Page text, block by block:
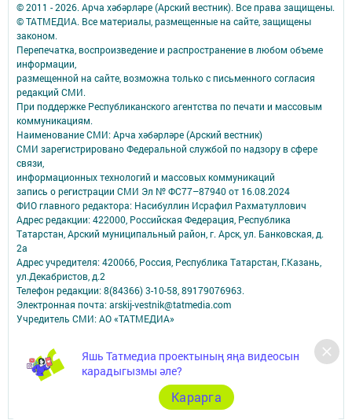
Яшь Татмедиа проектының яңа видеосын
карадыгызмы әле?
Карарга
© 2011 - 2026. Арча хәбәрләре (Арский вестник). Все права защищены.
© ТАТМЕДИА. Все материалы, размещенные на сайте, защищены
законом.
Перепечатка, воспроизведение и распространение в любом объеме
информации,
размещенной на сайте, возможна только с письменного согласия
редакций СМИ.
При поддержке Республиканского агентства по печати и массовым
коммуникациям.
Наименование СМИ: Арча хәбәрләре (Арский вестник)
СМИ зарегистрировано Федеральной службой по надзору в сфере
связи,
информационных технологий и массовых коммуникаций
запись о регистрации СМИ Эл № ФС77–87940 от 16.08.2024
ФИО главного редактора: Насибуллин Исрафил Рахматуллович
Адрес редакции: 422000, Российская Федерация, Республика
Татарстан, Арский муниципальный район, г. Арск, ул. Банковская, д.
2а
Адрес учредителя: 420066, Россия, Республика Татарстан, Г.Казань,
ул.Декабристов, д.2
Телефон редакции: 8(84366) 3-10-58, 89179076963.
Электронная почта: arskij-vestnik@tatmedia.com
Учредитель СМИ: АО «ТАТМЕДИА»
Антикоррупционная политика
АО «ТАТМЕДИА» использует «cookie»для персонализации сервисов и
удобства пользователей сайтом.
Использование «cookie» можно отменить в настройках браузера.
Политика конфиденциальности